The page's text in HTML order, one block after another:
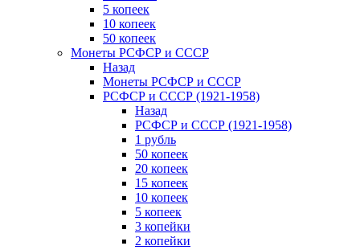
5 копеек
10 копеек
50 копеек
Монеты РСФСР и СССР
Назад
Монеты РСФСР и СССР
РСФСР и СССР (1921-1958)
Назад
РСФСР и СССР (1921-1958)
1 рубль
50 копеек
20 копеек
15 копеек
10 копеек
5 копеек
3 копейки
2 копейки